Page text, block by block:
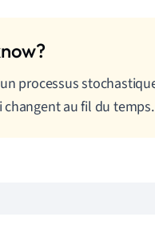
un processus
changent au fil du temps.